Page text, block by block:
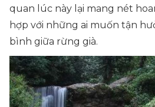
quan lúc này lại mang nét
hợp với những ai muốn tận
bình giữa rừng già.